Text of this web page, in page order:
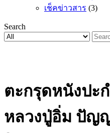
เช็คข่าวสาร (3)
Search
ตะกรุดหนังปะ
หลวงปู่อิ่ม ปัญ